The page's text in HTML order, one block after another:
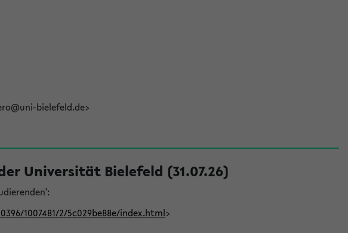
bielefeld.de>
Universität Bielefeld (31.07.26)
1007481/2/5c029be88e/index.html>